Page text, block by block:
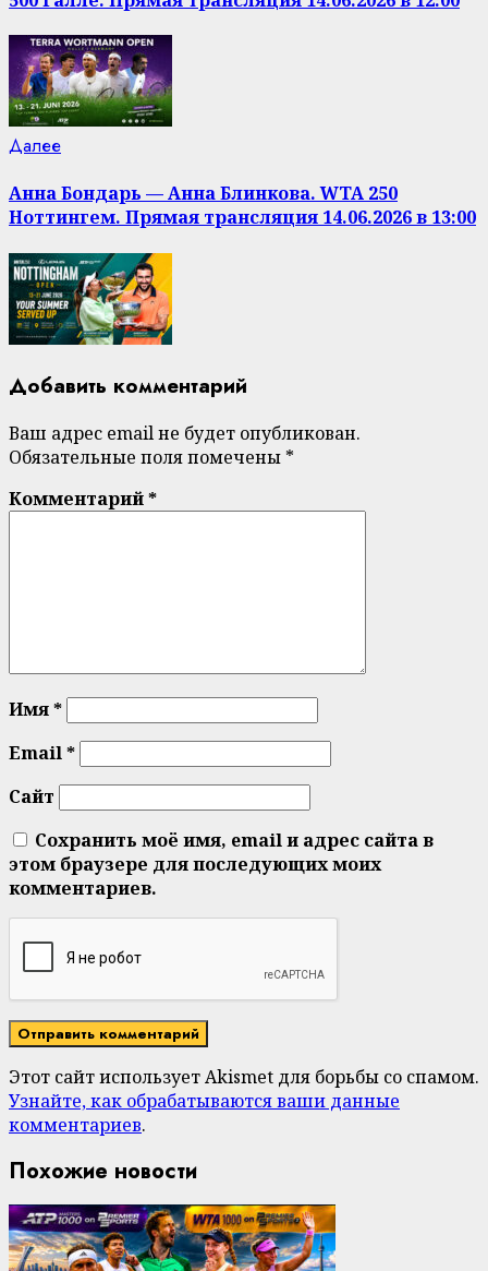
ДалееСледующая
Анна Бондарь — Анна Блинкова. WTA 250
Ноттингем. Прямая трансляция 14.06.2026 в 13:00
Добавить комментарий
Ваш адрес email не будет опубликован.
Обязательные поля помечены *
Комментарий*
Имя*
Email*
Сайт
Сохранить моё имя, email и адрес сайта в
этом браузере для последующих моих
комментариев.
Этот сайт использует Akismet для борьбы со спамом.
Узнайте, как обрабатываются ваши данные
комментариев.
Похожие новости